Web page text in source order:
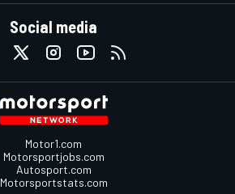
Social media
Motor1.com
Motorsportjobs.com
Autosport.com
Motorsportstats.com